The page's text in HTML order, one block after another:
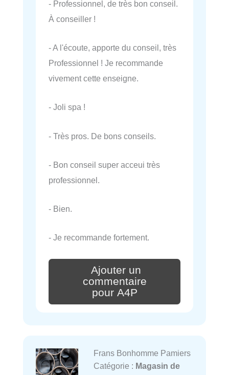
- Professionnel, de très bon conseil.
À conseiller !
- A l'écoute, apporte du conseil, très
Professionnel ! Je recommande
vivement cette enseigne.
- Joli spa !
- Très pros. De bons conseils.
- Bon conseil super acceui très
professionnel.
- Bien.
- Je recommande fortement.
Ajouter un
commentaire
pour A4P
Frans Bonhomme Pamiers
Catégorie : Magasin de